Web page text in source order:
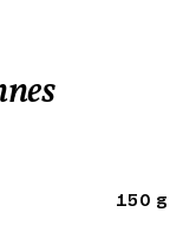
150 g